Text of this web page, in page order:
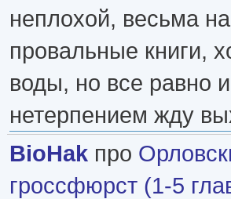
неплохой, весьма
провальные книги,
воды, но все равно
нетерпением жду
BioHak про
гроссфюрст (1-5